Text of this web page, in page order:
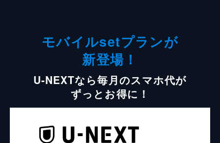
モバイルsetプランが
新登場！
U-NEXTなら毎月のスマホ代が
ずっとお得に！